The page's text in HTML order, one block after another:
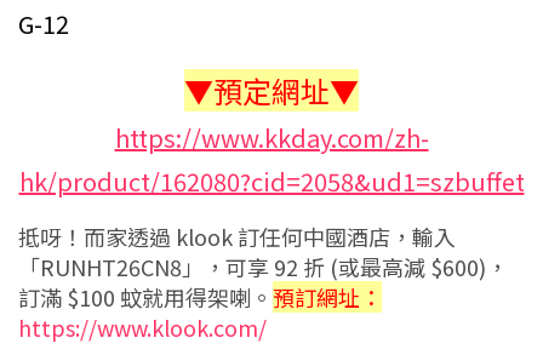
G-12
▼預定網址▼
https://www.kkday.com/zh-
hk/product/162080?cid=2058&ud1=szbuffet
抵呀！而家透過 klook 訂任何中國酒店，輸入
「RUNHT26CN8」，可享 92 折 (或最高減 $600)，
訂滿 $100 蚊就用得架喇。 預訂網址：
https://www.klook.com/